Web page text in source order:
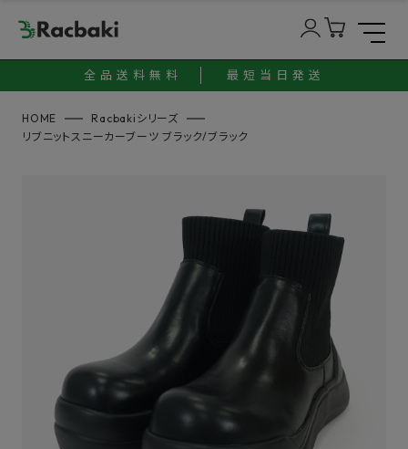
全品送料無料 最短当日発送
HOME
Racbakiシリーズ
リブニットスニーカーブーツ ブラック/ブラック